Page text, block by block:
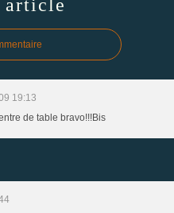
article
19:13
de table bravo!!!Bis